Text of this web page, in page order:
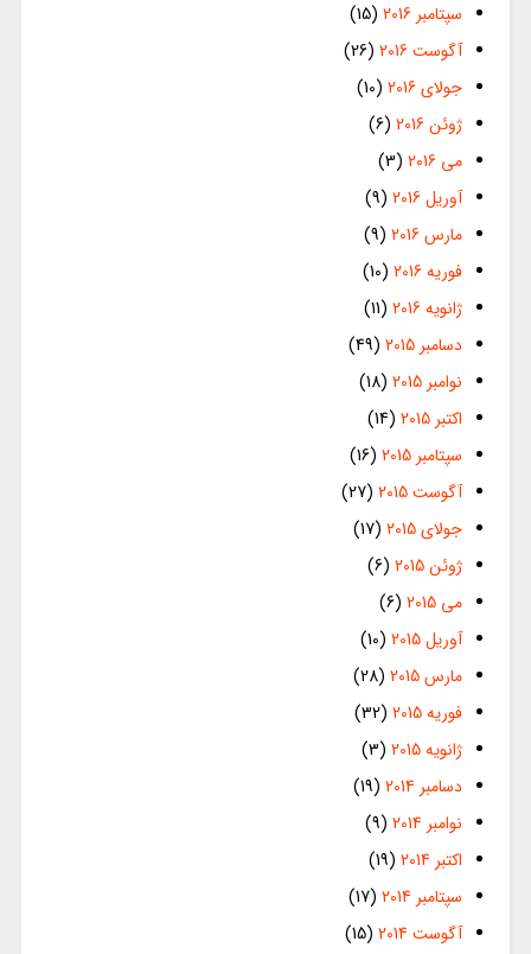
سپتامبر 2016
(15)
آگوست 2016
(26)
جولای 2016
(10)
ژوئن 2016
(6)
می 2016
(3)
آوریل 2016
(9)
مارس 2016
(9)
فوریه 2016
(10)
ژانویه 2016
(11)
دسامبر 2015
(49)
نوامبر 2015
(18)
اکتبر 2015
(14)
سپتامبر 2015
(16)
آگوست 2015
(27)
جولای 2015
(17)
ژوئن 2015
(6)
می 2015
(6)
آوریل 2015
(10)
مارس 2015
(28)
فوریه 2015
(32)
ژانویه 2015
(3)
دسامبر 2014
(19)
نوامبر 2014
(9)
اکتبر 2014
(19)
سپتامبر 2014
(17)
آگوست 2014
(15)